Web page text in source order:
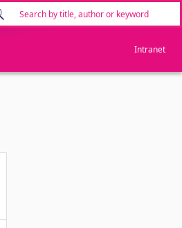
Intranet